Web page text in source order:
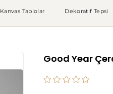
Kanvas Tablolar Dekoratif Tepsi
Good Year